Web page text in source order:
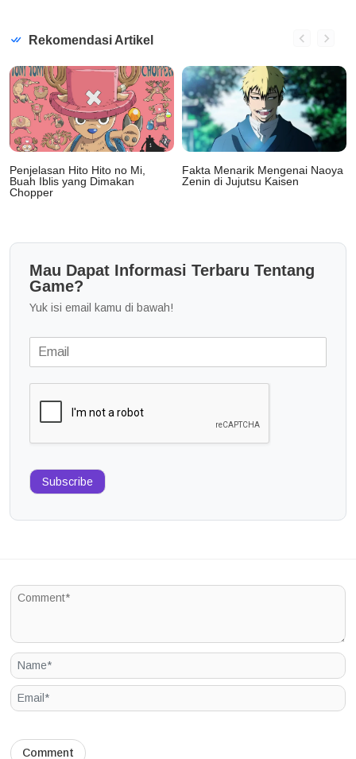
Rekomendasi Artikel
Penjelasan Hito Hito no Mi,
Buah Iblis yang Dimakan
Chopper
Fakta Menarik Mengenai Naoya
Zenin di Jujutsu Kaisen
Mau Dapat Informasi Terbaru Tentang
Game?
Yuk isi email kamu di bawah!
Subscribe